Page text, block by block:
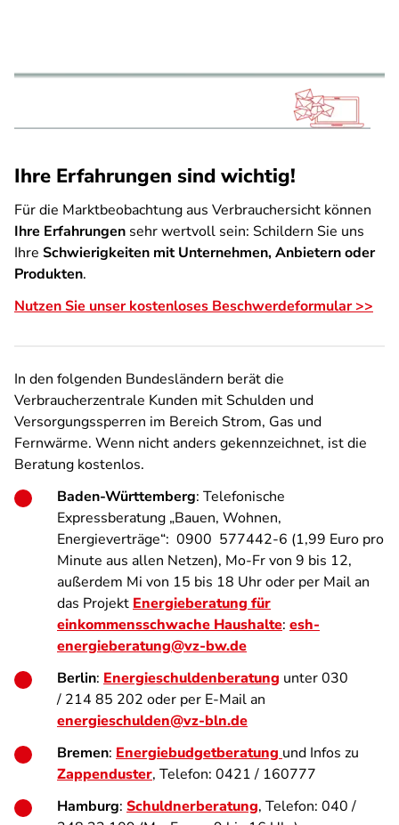
Ihre Erfahrungen sind wichtig!
Für die Marktbeobachtung aus Verbrauchersicht können
Ihre Erfahrungen sehr wertvoll sein: Schildern Sie uns
Ihre Schwierigkeiten mit Unternehmen, Anbietern oder
Produkten.
Nutzen Sie unser kostenloses Beschwerdeformular >>
In den folgenden Bundesländern berät die
Verbraucherzentrale Kunden mit Schulden und
Versorgungssperren im Bereich Strom, Gas und
Fernwärme. Wenn nicht anders gekennzeichnet, ist die
Beratung kostenlos.
Baden-Württemberg: Telefonische
Expressberatung „Bauen, Wohnen,
Energieverträge“: 0900 577442-6 (1,99 Euro pro
Minute aus allen Netzen), Mo-Fr von 9 bis 12,
außerdem Mi von 15 bis 18 Uhr oder per Mail an
das Projekt Energieberatung für
einkommensschwache Haushalte: esh-
energieberatung@vz-bw.de
Berlin: Energieschuldenberatung unter 030
/ 214 85 202 oder per E-Mail an
energieschulden@vz-bln.de
Bremen: Energiebudgetberatung und Infos zu
Zappenduster, Telefon: 0421 / 160777
Hamburg: Schuldnerberatung, Telefon: 040 /